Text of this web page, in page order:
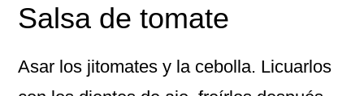
Salsa de tomate
Asar los jitomates y la cebolla. Licuarlos